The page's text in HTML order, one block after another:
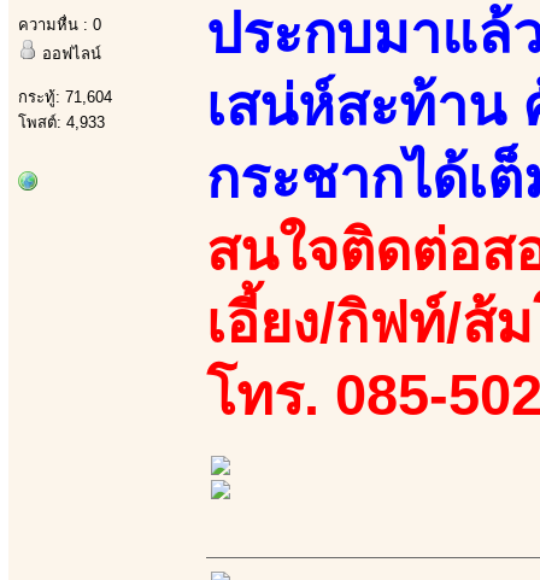
ความหื่น : 0
ออฟไลน์
กระทู้: 71,604
โพสต์: 4,933
ประกบมาแล้
เสน่ห์สะท้าน
กระชากได้เ
สนใจติดต่อส
เอี้ยง/กิฟท์/ส้
โทร. 085-